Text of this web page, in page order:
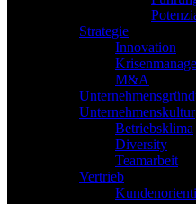
Strategie
Innovation
M&A
Unternehmenskultur
Betriebsklima
Diversity
Teamarbeit
Vertrieb